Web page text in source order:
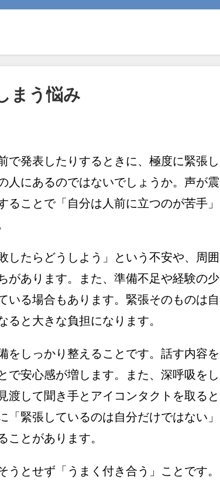
まう悩み
で発表したりするときに、極度に緊張し
にあるのではないでしょうか。声が震
ることで「自分は人前に立つのが苦手」
したらどうしよう」という不安や、周囲
があります。また、準備不足や経験の少
いる場合もあります。緊張そのものは自
ると大きな負担になります。
をしっかり整えることです。話す内容を
で安心感が増します。また、深呼吸をし
渡して聞き手とアイコンタクトを取ると
「緊張しているのは自分だけではない」
ことがあります。
うとせず「うまく付き合う」ことです。